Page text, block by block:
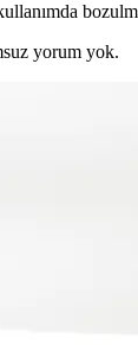
yorum yok.